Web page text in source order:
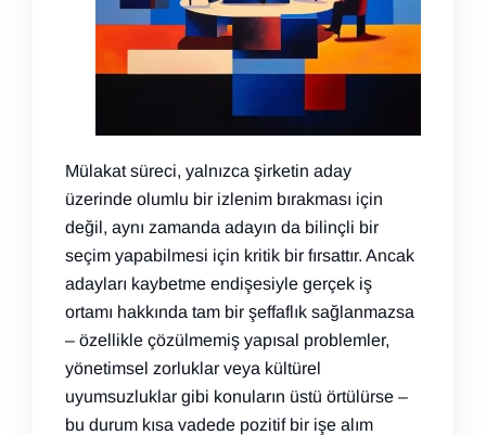
Mülakat süreci, yalnızca şirketin aday
üzerinde olumlu bir izlenim bırakması için
değil, aynı zamanda adayın da bilinçli bir
seçim yapabilmesi için kritik bir fırsattır. Ancak
adayları kaybetme endişesiyle gerçek iş
ortamı hakkında tam bir şeffaflık sağlanmazsa
– özellikle çözülmemiş yapısal problemler,
yönetimsel zorluklar veya kültürel
uyumsuzluklar gibi konuların üstü örtülürse –
bu durum kısa vadede pozitif bir işe alım